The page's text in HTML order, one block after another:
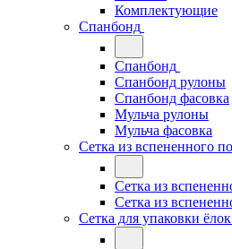
Комплектующие
Спанбонд
Спанбонд
Спанбонд рулоны
Спанбонд фасовка
Мульча рулоны
Мульча фасовка
Сетка из вспененного
Сетка из
Сетка из
Сетка для упаковки ёлок